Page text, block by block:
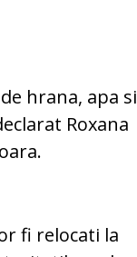
hrana, apa si
Roxana
fi relocati la